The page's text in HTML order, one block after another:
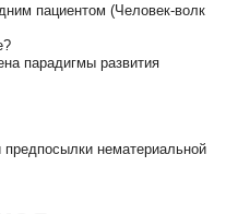
пациентом (Человек-волк
парадигмы развития
предпосылки нематериальной